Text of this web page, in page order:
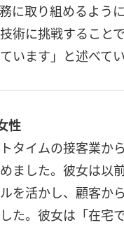
に取り組めるよう
術に挑戦すること
います」と述べてい
性
タイムの接客業か
ました。彼女は以
を活かし、顧客か
た。彼女は「在宅